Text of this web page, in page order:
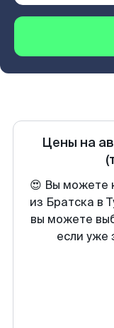
Цены на
😍 Вы можете
из Братска в
вы можете
если уже